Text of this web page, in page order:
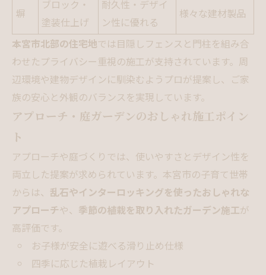
塀
ブロック・
塗装仕上げ
耐久性・デザイ
ン性に優れる
様々な建材製品
本宮市北部の住宅地では目隠しフェンスと門柱を組み合
わせたプライバシー重視の施工が支持されています。周
辺環境や建物デザインに馴染むようプロが提案し、ご家
族の安心と外観のバランスを実現しています。
アプローチ・庭ガーデンのおしゃれ施工ポイン
ト
アプローチや庭づくりでは、使いやすさとデザイン性を
両立した提案が求められています。本宮市の子育て世帯
からは、 乱石やインターロッキングを使ったおしゃれな
アプローチや、 季節の植栽を取り入れたガーデン施工が
高評価です。
お子様が安全に遊べる滑り止め仕様
四季に応じた植栽レイアウト